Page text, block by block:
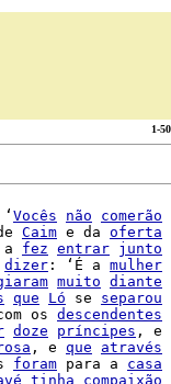
1-
Vocês não
comerão
Caim e da oferta
a fez entrar junto
dizer : ‘É a mulher
muito diante
que Ló se separou
os descendentes
doze príncipes , e
, e que
através
foram para a casa
tinha
compaixão